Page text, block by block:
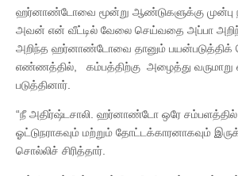
ஹர்னாண்டோவை மூன்று ஆண்டுகளுக்கு முன்பு
அவன் என் வீட்டில் வேலை செய்வதை அப்பா
அறிந்த ஹர்னாண்டோவை தானும்
எண்ணத்தில், கம்பத்திற்கு அழைத்து
படுத்தினார்.
“நீ அதிர்ஷ்டசாலி. ஹர்னாண்டோ ஒரே
ஓட்டுநராகவும் மற்றும் தோட்டக்காரனாகவும்
சொல்லிச் சிரித்தார்.